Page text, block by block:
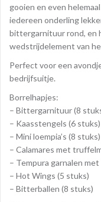
gooien en even
iedereen onderling
bittergarnituur rond, en
wedstrijdelement van
Perfect voor een
bedrijfsuitje.
Borrelhapjes:
– Bittergarnituur (8
– Kaasstengels (6 stuks)
– Mini loempia’s (8 stuks)
– Calamares met
– Tempura garnalen
– Hot Wings (5 stuks)
– Bitterballen (8 stuks)